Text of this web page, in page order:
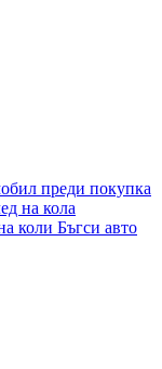
преди покупка
на кола
коли Бъгси авто